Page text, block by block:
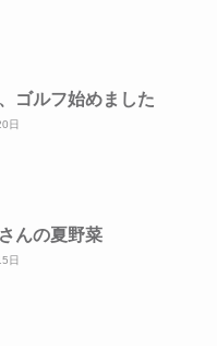
ゴルフ始めました
日
んの夏野菜
日